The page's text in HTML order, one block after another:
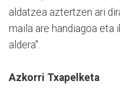
aldatzea aztertzen ari
maila are handiagoa eta
aldera".
Azkorri Txapelketa